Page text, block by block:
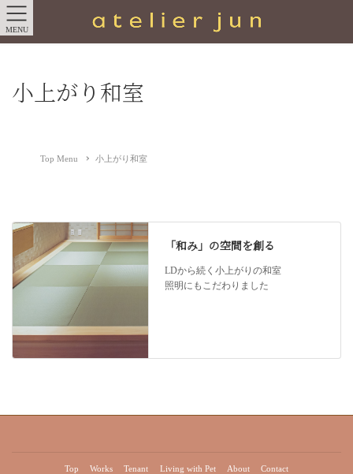
小上がり和室
Top Menu 小上がり和室
「和み」の空間を創る
LDから続く小上がりの和室
照明にもこだわりました
Top Works Tenant Living with Pet About Contact
MENU